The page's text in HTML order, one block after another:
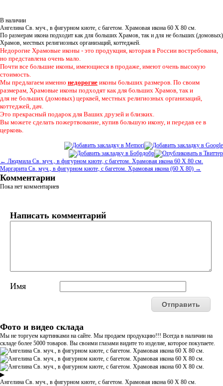
В наличии
Ангелина Св. муч., в фигурном киоте, с багетом. Храмовая икона 60 Х 80 см.
По размерам икона подходит как для больших Храмов, так и для не больших (домовых)
Храмов, местных религиозных организаций, коттеджей.
Недорогие Храмовые иконы - это продукция, которая в России востребована,
но представлена очень мало.
Почти все большие иконы, имеющиеся в продаже, имеют очень высокую
стоимость.
Мы предлагаем именно недорогие иконы больших размеров. По своим
размерам, Храмовые иконы подходят как для больших Храмов, так и
для не больших (домовых) церквей, местных религиозных организаций,
коттеджей, дач.
Это прекрасный подарок для Ваших друзей и близких.
Вы можете сделать пожертвование, купив большую икону, и передав ее в
церковь.
← Людмила Св. муч., в фигурном киоте, с багетом. Храмовая икона 60 Х 80 см.
Маргарита Св. муч., в фигурном киоте, с багетом. Храмовая икона (60 Х 80) →
Комментарии
Пока нет комментариев
Написать комментарий
Имя
Фото и видео склада
Мы не торгуем картинками на сайте. Мы продаем продукцию!!! Всегда в наличии на
складе более 5000 товаров. Вы своими глазами видите то изделие, которое покупаете.
▶
Ангелина Св. муч., в фигурном киоте, с багетом. Храмовая икона 60 Х 80 см.